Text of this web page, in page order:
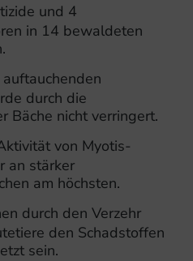
und 4
in 14 bewaldeten
durch die
Bäche nicht verringert.
von Myotis-
an stärker
am höchsten.
durch den Verzehr
den Schadstoffen
sein.